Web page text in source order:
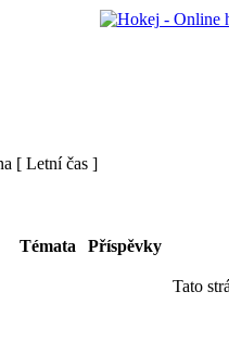
[ Letní čas ]
Témata Příspěvky
Tato